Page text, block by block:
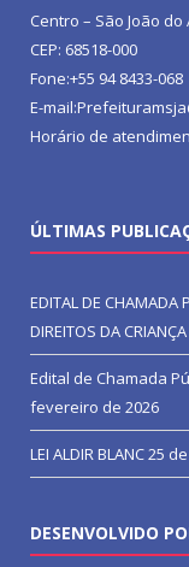
Centro – São João do
CEP: 68518-000
Fone:+55 94 8433-068
E-
Horário de
ÚLTIMAS
EDITAL DE CHAMADA
DIREITOS DA
Edital de Chamada
fevereiro de 2026
LEI ALDIR BLANC25
DESENVOLVIDO